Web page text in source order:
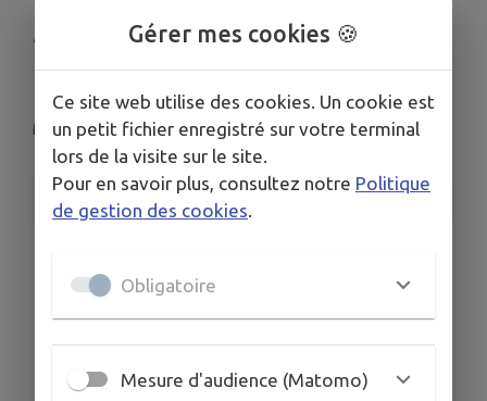
30 ans club
badminton
Maulévrier
INFORMATIONS PRATIQUES
salle des sports, rue des Petits Ponts
BADMINTON CLUB MAULEVRAIS
Gérer mes cookies 🍪
Ce site web utilise des cookies. Un cookie est
un petit fichier enregistré sur votre terminal
lors de la visite sur le site.
Pour en savoir plus, consultez notre Politique
de gestion des cookies.
Obligatoire
Mesure d'audience (Matomo)